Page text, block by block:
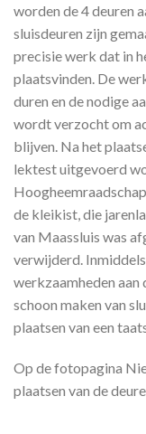
worden de 4 deuren
sluisdeuren zijn
precisie werk dat in
plaatsvinden. De
duren en de nodige
wordt verzocht om
blijven. Na het
lektest uitgevoerd
de kleikist, die
van Maassluis was
verwijderd.
werkzaamheden aan
schoon maken van
plaatsen van een
Op de fotopagina
plaatsen van de